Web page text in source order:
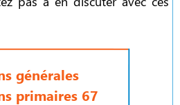
générales
primaires 67